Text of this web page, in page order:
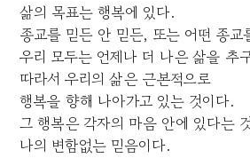
삶의 목표는 행복에 있다.
종교를 믿든 안 믿든, 또는 어떤 종교
우리 모두는 언제나 더 나은 삶을 추
따라서 우리의 삶은 근본적으로
행복을 향해 나아가고 있는 것이다.
그 행복은 각자의 마음 안에 있다는
나의 변함없는 믿음이다.